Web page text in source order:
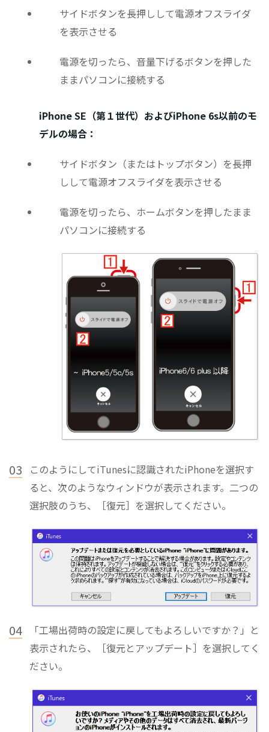
サイドボタンを長押しして電源オフスライダ
を表示させる
電源を切ったら、音量下げるボタンを押した
ままパソコンに接続する
iPhone SE（第１世代）およびiPhone 6s以前のモ
デルの場合：
サイドボタン（またはトップボタン）を長押
しして電源オフスライダを表示させる
電源を切ったら、ホームボタンを押したまま
パソコンに接続する
03
このようにしてiTunesに認識されたiPhoneを選択す
ると、次のようなウィンドウが表示されます。二つの
選択肢のうち、［復元］を選択してください。
04
「工場出荷時の設定に戻してもよろしいですか？」と
表示されたら、［復元とアップデート］を選択してく
ださい。